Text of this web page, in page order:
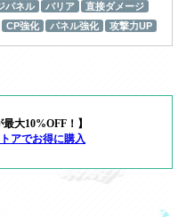
パネル バリア
直接ダメージ
CP強化 パネル強化 攻撃力UP
最大10%OFF！】
アでお得に購入